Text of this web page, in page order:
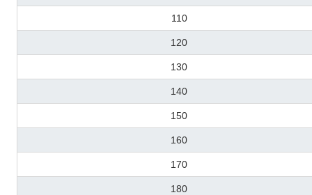
110
120
130
140
150
160
170
180